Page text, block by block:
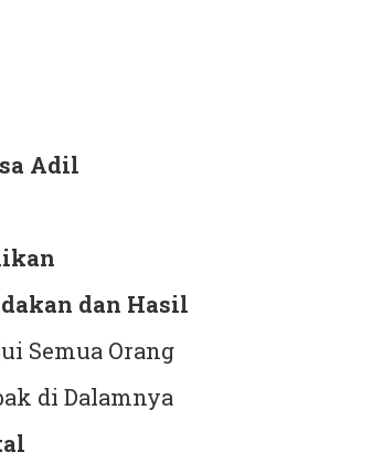
Adil
dan Hasil
Semua Orang
di Dalamnya